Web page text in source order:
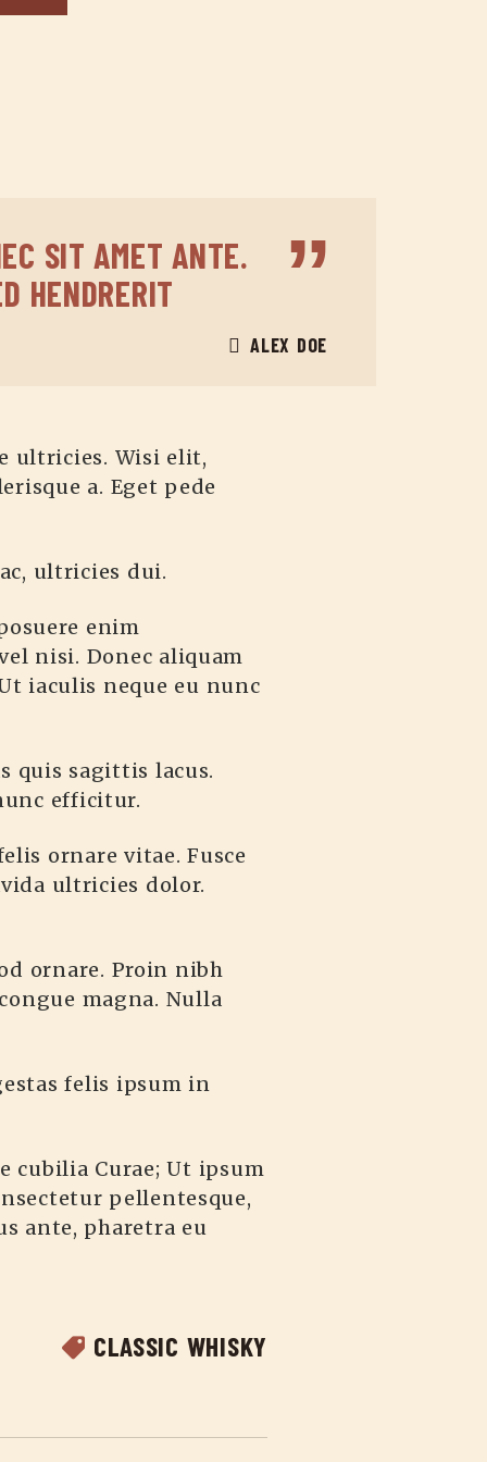
SIT AMET ANTE.
HENDRERIT
ALEX DOE
ultricies. Wisi elit,
a. Eget pede
ultricies dui.
enim
nisi. Donec aliquam
iaculis neque eu nunc
quis sagittis lacus.
efficitur.
ornare vitae. Fusce
ultricies dolor.
ornare. Proin nibh
magna. Nulla
felis ipsum in
cubilia Curae; Ut ipsum
pellentesque,
ante, pharetra eu
CLASSIC WHISKY